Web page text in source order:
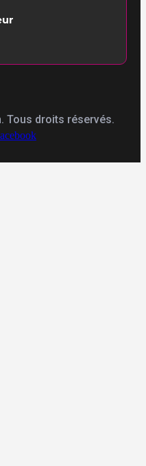
Tous droits réservés.